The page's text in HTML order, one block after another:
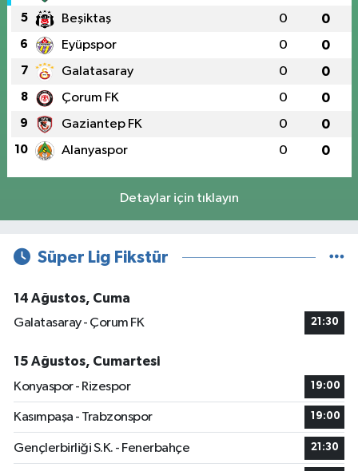
5 Beşiktaş 0 0
6 Eyüpspor 0 0
7 Galatasaray 0 0
8 Çorum FK 0 0
9 Gaziantep FK 0 0
10 Alanyaspor 0 0
Detaylar için tıklayın
Süper Lig Fikstür
14 Ağustos, Cuma
Galatasaray - Çorum FK
21:30
15 Ağustos, Cumartesi
Konyaspor - Rizespor
19:00
Kasımpaşa - Trabzonspor 19:00
Gençlerbirliği S.K. - Fenerbahçe 21:30